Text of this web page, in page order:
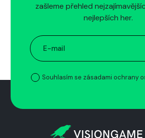
zašleme přehled
nejlepších her.
Souhlasím se zásadami ochrany